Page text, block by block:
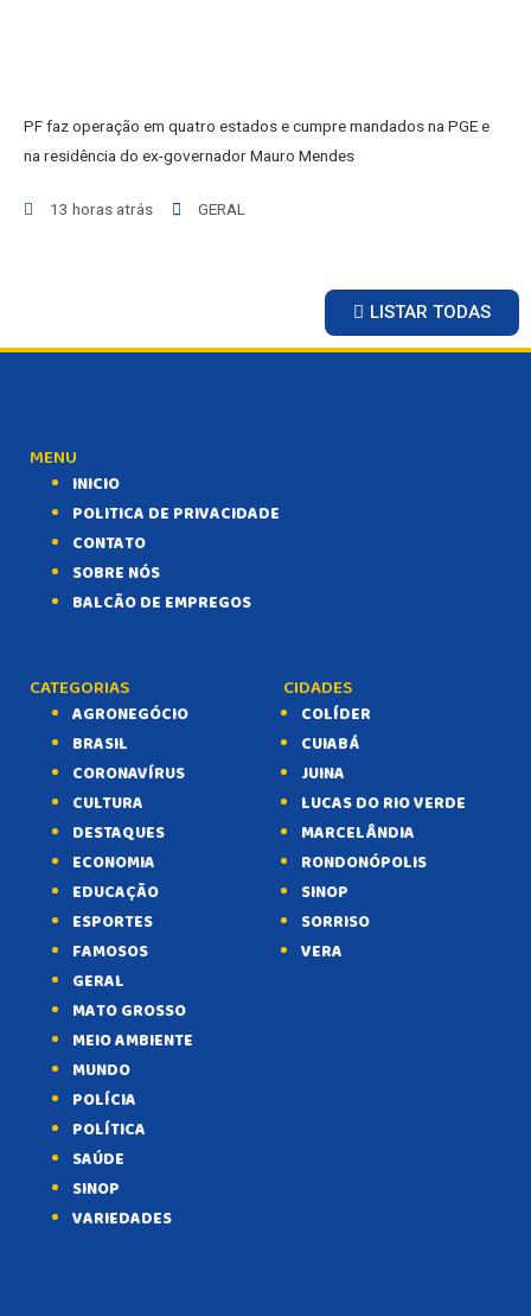
PF faz operação em quatro estados e cumpre mandados na PGE e
na residência do ex-governador Mauro Mendes
13 horas atrás GERAL
LISTAR TODAS
MENU
INICIO
POLITICA DE PRIVACIDADE
CONTATO
SOBRE NÓS
BALCÃO DE EMPREGOS
CATEGORIAS
AGRONEGÓCIO
BRASIL
CORONAVÍRUS
CULTURA
DESTAQUES
ECONOMIA
EDUCAÇÃO
ESPORTES
FAMOSOS
GERAL
MATO GROSSO
MEIO AMBIENTE
MUNDO
POLÍCIA
POLÍTICA
SAÚDE
SINOP
VARIEDADES
CIDADES
COLÍDER
CUIABÁ
JUINA
LUCAS DO RIO VERDE
MARCELÂNDIA
RONDONÓPOLIS
SINOP
SORRISO
VERA